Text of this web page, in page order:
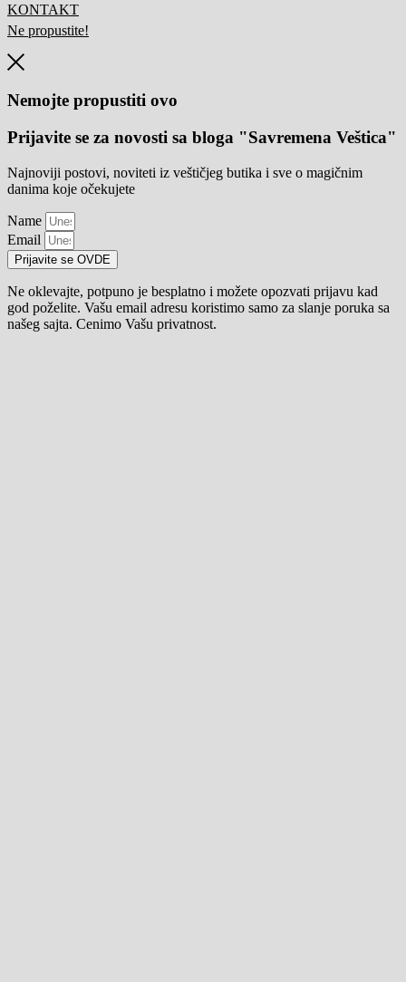
KONTAKT
Ne propustite!
Nemojte propustiti ovo
Prijavite se za novosti sa bloga "Savremena Veštica"
Najnoviji postovi, noviteti iz veštičjeg butika i sve o magičnim
danima koje očekujete
Name
Email
Prijavite se OVDE
Ne oklevajte, potpuno je besplatno i možete opozvati prijavu kad
god poželite. Vašu email adresu koristimo samo za slanje poruka sa
našeg sajta. Cenimo Vašu privatnost.